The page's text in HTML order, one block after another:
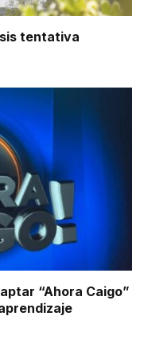
tentativa
“Ahora Caigo”